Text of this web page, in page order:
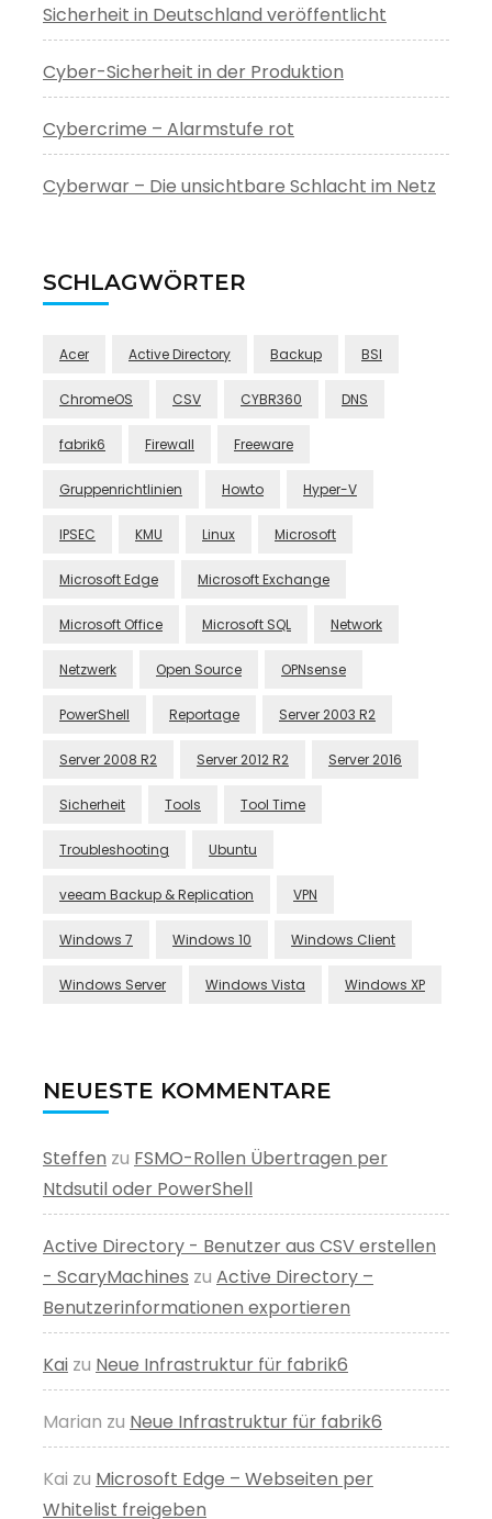
Sicherheit in Deutschland veröffentlicht
Cyber-Sicherheit in der Produktion
Cybercrime – Alarmstufe rot
Cyberwar – Die unsichtbare Schlacht im Netz
SCHLAGWÖRTER
Acer Active Directory Backup BSI
ChromeOS CSV CYBR360 DNS
fabrik6 Firewall Freeware
Gruppenrichtlinien Howto Hyper-V
IPSEC KMU Linux Microsoft
Microsoft Edge Microsoft Exchange
Microsoft Office Microsoft SQL Network
Netzwerk Open Source OPNsense
PowerShell Reportage Server 2003 R2
Server 2008 R2 Server 2012 R2 Server 2016
Sicherheit Tools Tool Time
Troubleshooting Ubuntu
veeam Backup & Replication VPN
Windows 7 Windows 10 Windows Client
Windows Server Windows Vista Windows XP
NEUESTE KOMMENTARE
Steffen zu FSMO-Rollen Übertragen per
Ntdsutil oder PowerShell
Active Directory - Benutzer aus CSV erstellen
- ScaryMachines zu Active Directory –
Benutzerinformationen exportieren
Kai zu Neue Infrastruktur für fabrik6
Marian zu Neue Infrastruktur für fabrik6
Kai zu Microsoft Edge – Webseiten per
Whitelist freigeben